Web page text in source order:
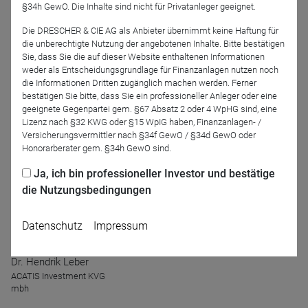
Anlagesegmenten wird er sprechen. Im derzeitigen Umfeld
Investitionsentscheidungen ein großer Trumpf des
Fondsmanagements. Anhand aktueller
Investmentbeispiele, wie dem Inflationsschutz wird er seine
Vorgehensweise plastisch darstellen.
Nichts für zarte Gemüter, aber für unternehmerisch
denkende Kunden! Seien Sie gespannt!
Referenten
Dr. Hendrik Leber
ACATIS Investment KVG
mbh
§34h GewO. Die Inhalte sind nicht für Privatanleger geeignet.
Die DRESCHER & CIE AG als Anbieter übernimmt keine Haftung für
die unberechtigte Nutzung der angebotenen Inhalte. Bitte bestätigen
Sie, dass Sie die auf dieser Website enthaltenen Informationen
weder als Entscheidungsgrundlage für Finanzanlagen nutzen noch
die Informationen Dritten zugänglich machen werden. Ferner
bestätigen Sie bitte, dass Sie ein professioneller Anleger oder eine
geeignete Gegenpartei gem. §67 Absatz 2 oder 4 WpHG sind, eine
Lizenz nach §32 KWG oder §15 WpIG haben, Finanzanlagen- /
Versicherungsvermittler nach §34f GewO / §34d GewO oder
Honorarberater gem. §34h GewO sind.
Ja, ich bin professioneller Investor und bestätige
die Nutzungsbedingungen
Datenschutz Impressum